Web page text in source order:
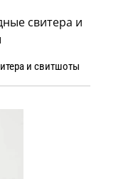
и свитшоты